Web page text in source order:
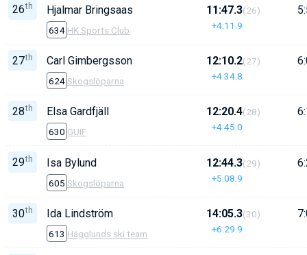
26th Hjalmar Bringsaas
634 HK Sports Club
11:47.3
+4:11.9
(26)
27th Carl Gimbergsson
624Skogslöparna
12:10.2
+4:34.8
(27)
28th Elsa Gardfjäll
630 GUIF
12:20.4
+4:45.0
(28)
29th Isa Bylund
605 Skogslöparna
12:44.3
+5:08.9
(29)
30th Ida Lindström
613 Hägglunds ski team
14:05.3
+6:29.9
(30)